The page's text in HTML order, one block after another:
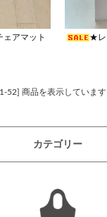
アマット
★レ
52] 商品を表示しています
カテゴリー